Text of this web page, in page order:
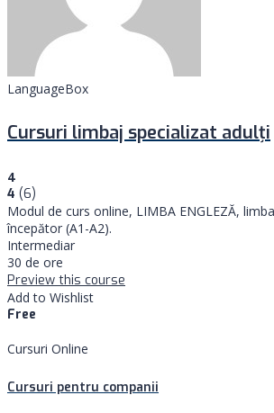
LanguageBox
Cursuri limbaj specializat adulţi
4
4 (6)
Modul de curs online, LIMBA ENGLEZĂ,
începător (A1-A2).
Intermediar
30 de ore
Preview this course
Add to Wishlist
Free
Cursuri Online
Cursuri pentru companii